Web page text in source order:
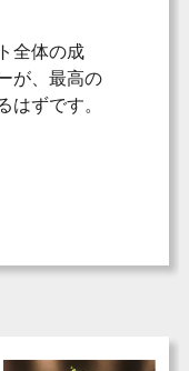
全体の成
が、最高の
ずです。